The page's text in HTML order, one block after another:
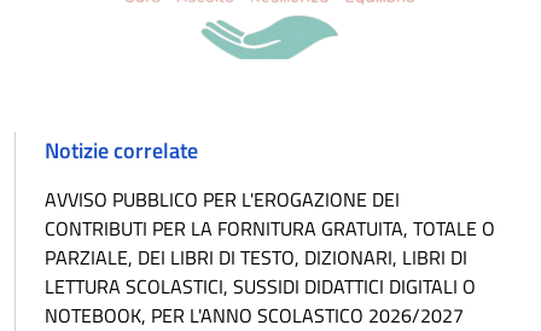
Notizie correlate
AVVISO PUBBLICO PER L'EROGAZIONE DEI
CONTRIBUTI PER LA FORNITURA GRATUITA, TOTALE O
PARZIALE, DEI LIBRI DI TESTO, DIZIONARI, LIBRI DI
LETTURA SCOLASTICI, SUSSIDI DIDATTICI DIGITALI O
NOTEBOOK, PER L'ANNO SCOLASTICO 2026/2027